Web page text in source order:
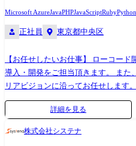
である点が本業務のやりがいです。 OutSystemsエンジニアの主な業務 ・
客課題・要望に対して、
ルスエンジニアとして、機能の説明
ンなどの提案活動を行います。 ・要
析を行い、OutSystemsの機能をベー
との連携を通じて実現可能な仕様を
OutSystemsを用いたプロトタイプ作
Microsoft AzureJavaPHPJavaScriptRubyPython
正社員 東京都中央区
【お任せしたいお仕事】 ローコー
導入・開発をご担当頂きます。 また
リアビジョンに沿ってお任せします
ーマン ・チームリーダーとしてメン
【ローコード開発で実現できる世界
詳細を見る
株式会社システナ